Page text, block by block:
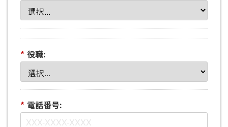
* 役職:
* 電話番号: